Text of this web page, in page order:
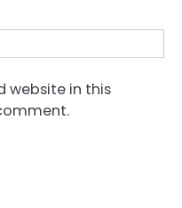
website in this